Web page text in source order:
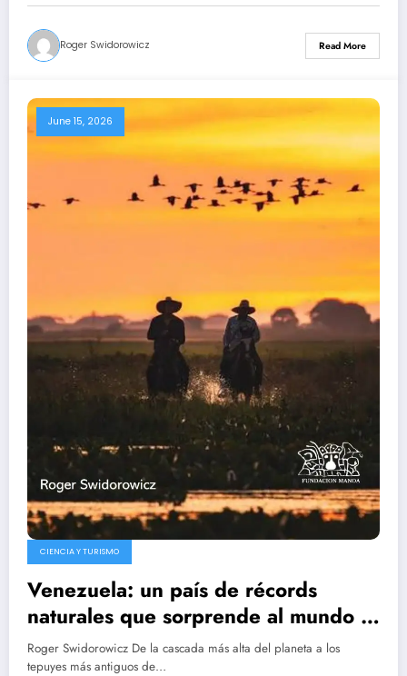
Roger Swidorowicz Read More
June 15, 2026
CIENCIA Y TURISMO
Venezuela: un país de récords
naturales que sorprende al mundo –
Roger Swidorowicz
Roger Swidorowicz De la cascada más alta del planeta a los
tepuyes más antiguos de…